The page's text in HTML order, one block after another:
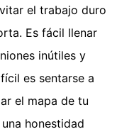
el trabajo duro
Es fácil llenar
inútiles y
es sentarse a
el mapa de tu
honestidad